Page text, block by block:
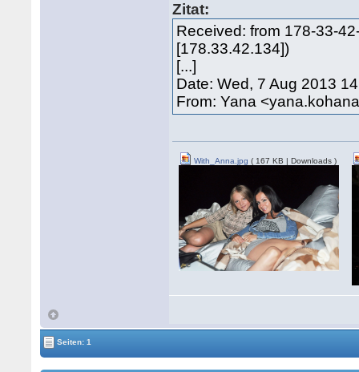
Zitat:
Received: from 178-33-
[178.33.42.134])
[...]
Date: Wed, 7 Aug 2013
From: Yana
With_Anna.jpg ( 167 KB | Downloads )
Seiten: 1